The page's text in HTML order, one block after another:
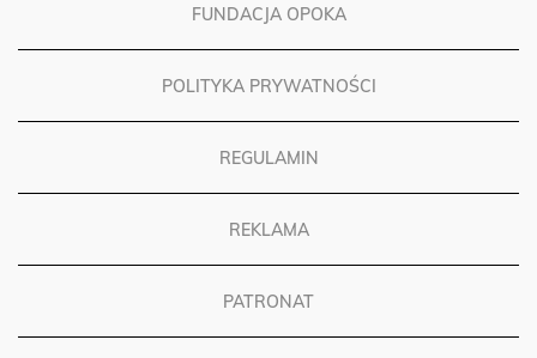
FUNDACJA OPOKA
POLITYKA PRYWATNOŚCI
REGULAMIN
REKLAMA
PATRONAT